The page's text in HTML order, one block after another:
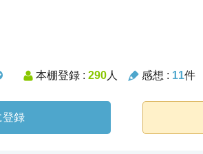
本棚登録 : 290人 感想 : 11件
登録